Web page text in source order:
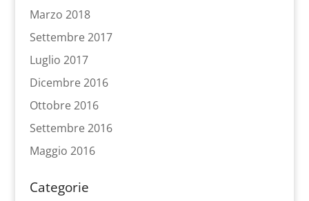
Marzo 2018
Settembre 2017
Luglio 2017
Dicembre 2016
Ottobre 2016
Settembre 2016
Maggio 2016
Categorie